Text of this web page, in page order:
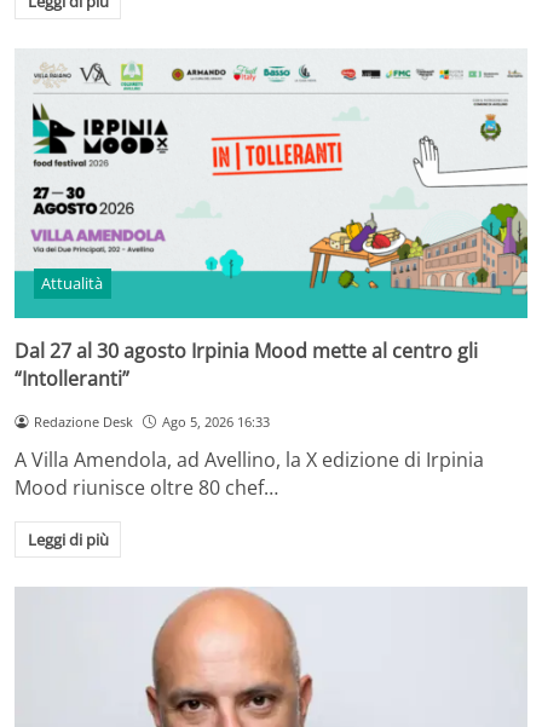
Attualità
Dal 27 al 30 agosto Irpinia Mood mette al centro gli
“Intolleranti”
Redazione Desk Ago 5, 2026 16:33
A Villa Amendola, ad Avellino, la X edizione di Irpinia
Mood riunisce oltre 80 chef…
Leggi di più